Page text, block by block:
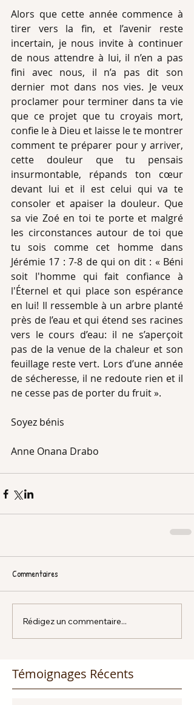
Alors que cette année commence à
tirer vers la fin, et l’avenir reste
incertain, je nous invite à continuer
de nous attendre à lui, il n’en a pas
fini avec nous, il n’a pas dit son
dernier mot dans nos vies. Je veux
proclamer pour terminer dans ta vie
que ce projet que tu croyais mort,
confie le à Dieu et laisse le te montrer
comment te préparer pour y arriver,
cette douleur que tu pensais
insurmontable, répands ton cœur
devant lui et il est celui qui va te
consoler et apaiser la douleur. Que
sa vie Zoé en toi te porte et malgré
les circonstances autour de toi que
tu sois comme cet homme dans
Jérémie 17 : 7-8 de qui on dit : « Béni
soit l'homme qui fait confiance à
l'Éternel et qui place son espérance
en lui! Il ressemble à un arbre planté
près de l’eau et qui étend ses racines
vers le cours d’eau: il ne s’aperçoit
pas de la venue de la chaleur et son
feuillage reste vert. Lors d’une année
de sécheresse, il ne redoute rien et il
ne cesse pas de porter du fruit ».
Soyez bénis
Anne Onana Drabo
Commentaires
Rédigez un commentaire...
Témoignages Récents